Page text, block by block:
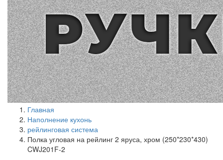
Главная
Наполнение кухонь
рейлинговая система
Полка угловая на рейлинг 2 яруса, хром (250*230*430)
CWJ201F-2